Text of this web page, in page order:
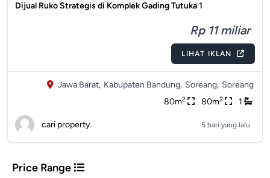
Dijual Ruko Strategis di Komplek Gading Tutuka 1
Rp 11 miliar
LIHAT IKLAN
Jawa Barat, Kabupaten Bandung, Soreang, Soreang
80m2 80m2 1
cari property 5 hari yang lalu
Price Range